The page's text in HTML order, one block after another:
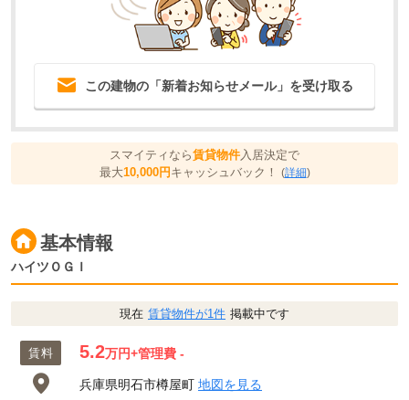
この建物の「新着お知らせメール」を受け取る
スマイティなら賃貸物件 入居決定で
最大10,000円キャッシュバック！ (詳細)
基本情報
ハイツＯＧＩ
現在 賃貸物件が1件 掲載中です
賃料 5.2万円+管理費 -
兵庫県明石市樽屋町 地図を見る